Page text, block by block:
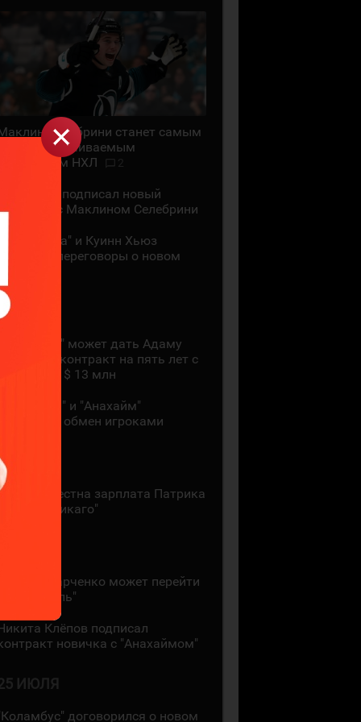
Селебрини станет самым
НХЛ
Хосе" подписал новый
с Маклином Селебрини
и Куинн Хьюз
переговоры о новом
ИЮЛЯ
может дать Адаму
контракт на пять лет с
$ 13 млн
и "Анахайм"
обмен игроками
ИЮЛЯ
известна зарплата Патрика
в "Чикаго"
Марченко может перейти
"Монреаль"
Клёпов подписал
новичка с "Анахаймом"
ИЮЛЯ
договорился о новом